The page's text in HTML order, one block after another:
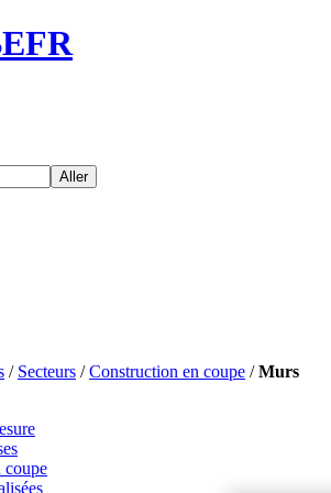
Aller
/ Secteurs /Construction en coupe /Murs
coupe